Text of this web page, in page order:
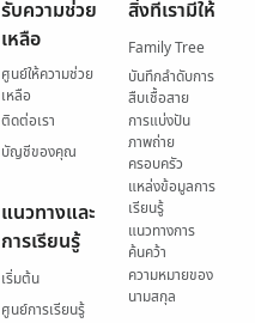
รับความช่วย
เหลือ
ศูนย์ให้ความช่วย
เหลือ
ติดต่อเรา
บัญชีของคุณ
แนวทางและ
การเรียนรู้
เริ่มต้น
ศูนย์การเรียนรู้
สิ่งที่เรามีให้
Family Tree
บันทึกลำดับการ
สืบเชื้อสาย
การแบ่งปัน
ภาพถ่าย
ครอบครัว
แหล่งข้อมูลการ
เรียนรู้
แนวทางการ
ค้นคว้า
ความหมายของ
นามสกุล